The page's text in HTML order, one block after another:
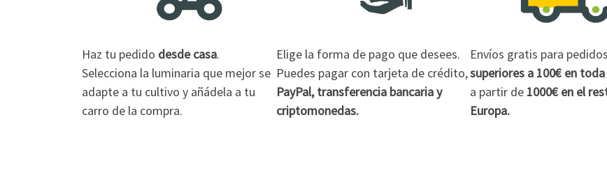
Haz tu pedido desde casa.
Selecciona la luminaria que mejor se
adapte a tu cultivo y añádela a tu
carro de la compra.
Elige la forma de pago que desees.
Puedes pagar con tarjeta de crédito,
PayPal, transferencia bancaria y
criptomonedas.
Envíos gratis para pedidos
superiores a 100€ en toda
a partir de 1000€ en el
Europa.